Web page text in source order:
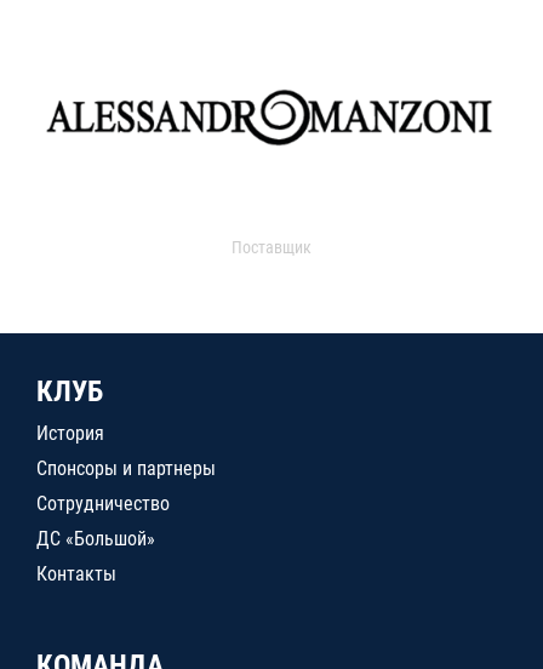
Поставщик
КЛУБ
История
Спонсоры и партнеры
Сотрудничество
ДС «Большой»
Контакты